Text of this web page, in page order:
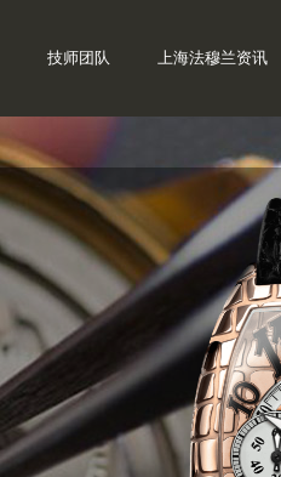
技师团队 上海法穆兰资讯